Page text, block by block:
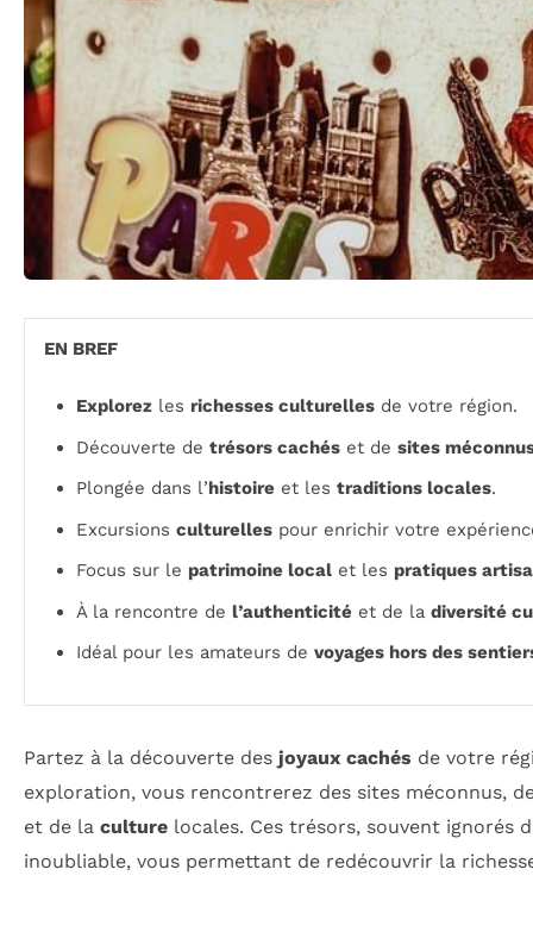
EN BREF
Explorez les richesses culturelles de votre région.
Découverte de trésors cachés et de sites
Plongée dans l’histoire et les traditions locales.
Excursions culturelles pour enrichir votre
Focus sur le patrimoine local et les pratiques
À la rencontre de l’authenticité et de la diversité
Idéal pour les amateurs de voyages hors des
Partez à la découverte des joyaux cachés de votre
exploration, vous rencontrerez des sites méconnus,
et de la culture locales. Ces trésors, souvent
inoubliable, vous permettant de redécouvrir la